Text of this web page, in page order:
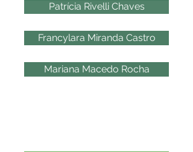
Patrícia Rivelli Chaves
Francylara Miranda Castro
Mariana Macedo Rocha